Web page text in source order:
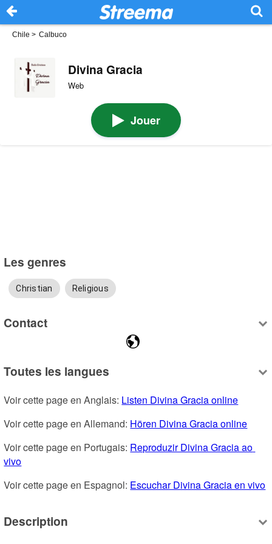
Chile > Calbuco
Divina Gracia
Web
Jouer
Les genres
Christian Religious
Contact
Toutes les langues
Voir cette page en Anglais: Listen Divina Gracia online
Voir cette page en Allemand: Hören Divina Gracia online
Voir cette page en Portugais: Reproduzir Divina Gracia ao
vivo
Voir cette page en Espagnol: Escuchar Divina Gracia en vivo
Description